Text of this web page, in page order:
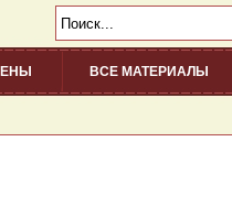
ВСЕ МАТЕРИАЛЫ